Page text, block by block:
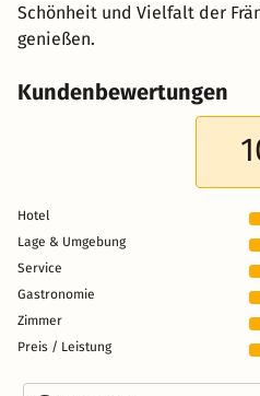
Schönheit und Vielfalt der
genießen.
Kundenbewertungen
Hotel
Lage & Umgebung
Service
Gastronomie
Zimmer
Preis / Leistung